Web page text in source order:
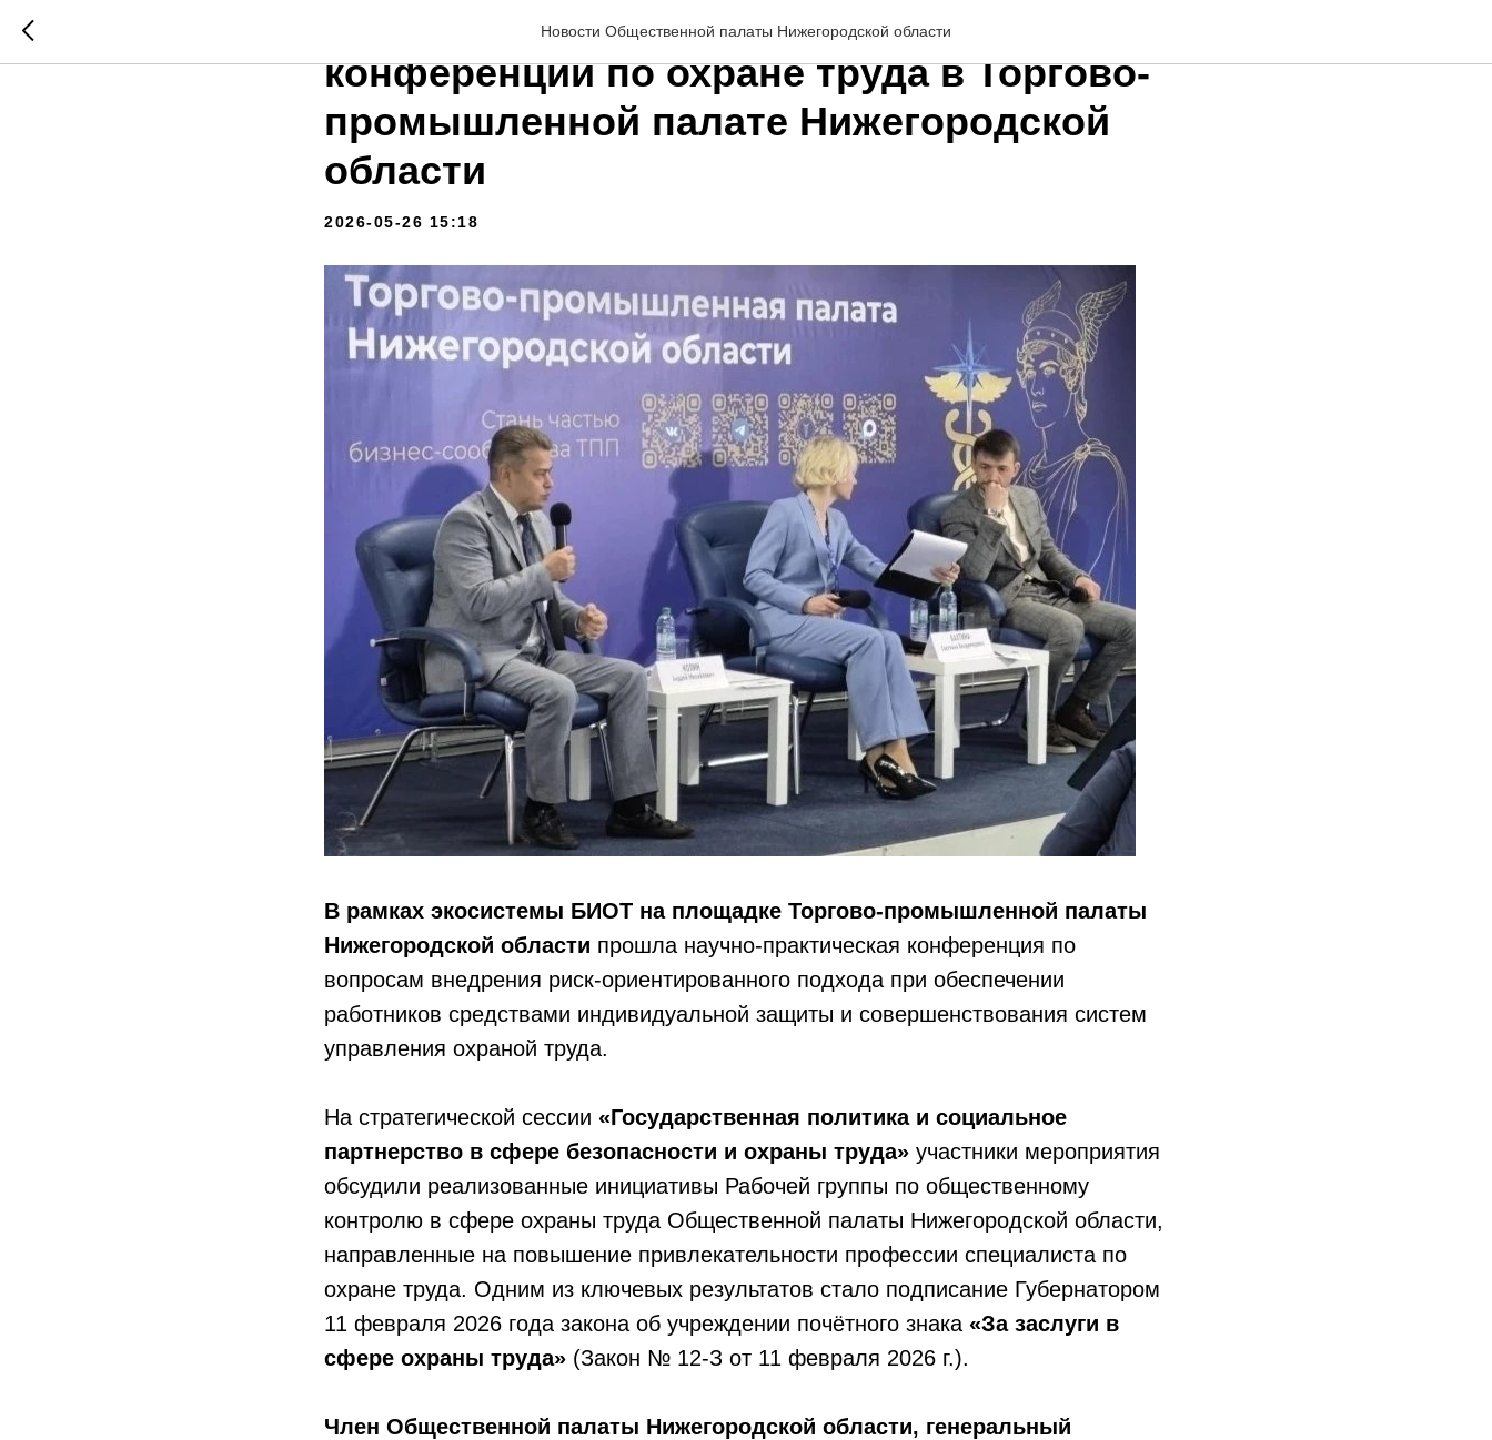
Новости Общественной палаты Нижегородской области
Андрей Колин принял участие в
конференции по охране труда в Торгово-
промышленной палате Нижегородской
области
2026-05-26 15:18
В рамках экосистемы БИОТ на площадке Торгово-промышленной палаты
Нижегородской области прошла научно-практическая конференция по
вопросам внедрения риск-ориентированного подхода при обеспечении
работников средствами индивидуальной защиты и совершенствования систем
управления охраной труда.
На стратегической сессии «Государственная политика и социальное
партнерство в сфере безопасности и охраны труда» участники мероприятия
обсудили реализованные инициативы Рабочей группы по общественному
контролю в сфере охраны труда Общественной палаты Нижегородской области,
направленные на повышение привлекательности профессии специалиста по
охране труда. Одним из ключевых результатов стало подписание Губернатором
11 февраля 2026 года закона об учреждении почётного знака «За заслуги в
сфере охраны труда» (Закон № 12-З от 11 февраля 2026 г.).
Член Общественной палаты Нижегородской области, генеральный